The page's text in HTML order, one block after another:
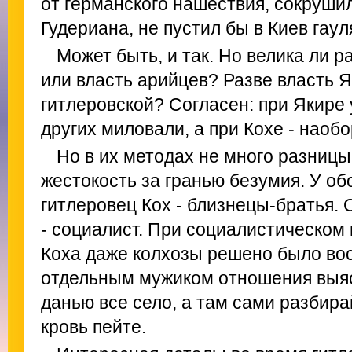
Гудериана, не пустил бы в Киев
Может быть, и так. Но велика ли
или власть арийцев? Разве власть
гитлеровской? Согласен: при
других миловали, а при Кохе -
Но в их методах не много
жестокость за гранью безумия. У
гитлеровец Кох - близнецы-братья.
- социалист. При социалистическом
Коха даже колхозы решено было
отдельным мужиком отношения
данью все село, а там сами
кровь пейте.